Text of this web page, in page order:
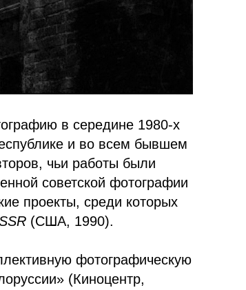
в середине 1980-х
и во всем бывшем
чьи работы были
советской фотографии
проекты, среди которых
(США, 1990).
фотографическую
(Киноцентр,